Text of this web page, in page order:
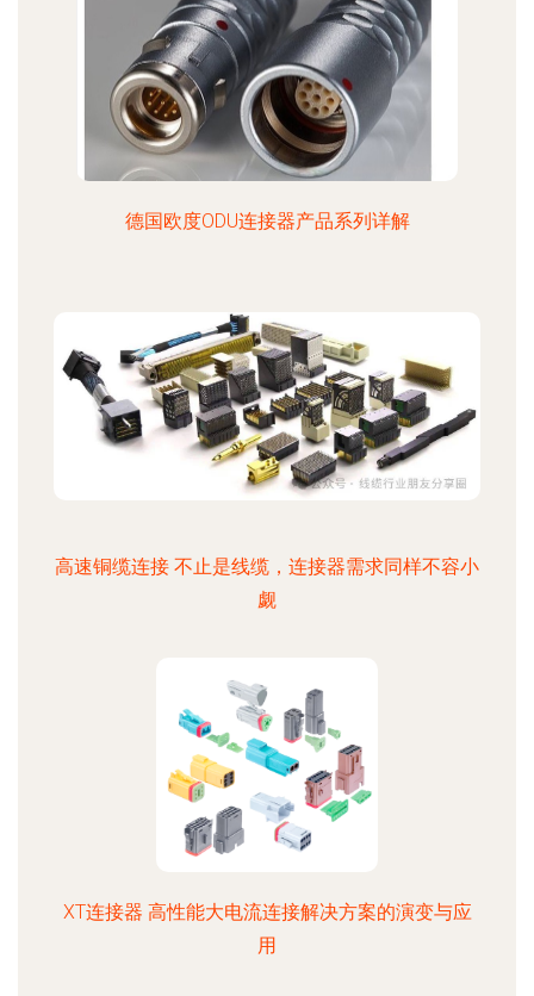
德国欧度ODU连接器产品系列详解
高速铜缆连接 不止是线缆，连接器需求同样不容小
觑
XT连接器 高性能大电流连接解决方案的演变与应
用